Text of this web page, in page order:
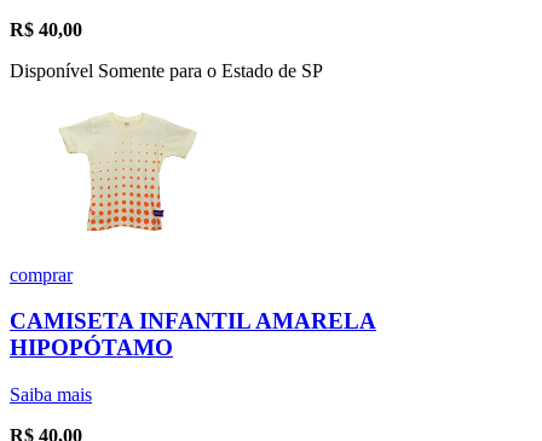
R$ 40,00
Disponível Somente para o Estado de SP
comprar
CAMISETA INFANTIL AMARELA
HIPOPÓTAMO
Saiba mais
R$ 40,00